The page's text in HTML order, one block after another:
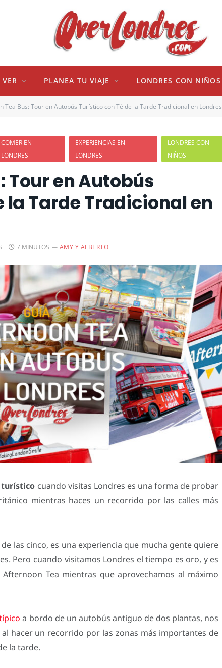
PLANEA TU VIAJE LONDRES CON NIÑOS
Tea Bus: Tour en Autobús Turístico con Té de la Tarde Tradicional en Londres
COMER EN
LONDRES
EXPERIENCIAS EN
LONDRES
LONDRES CON
NIÑOS
Tour en Autobús
la Tarde Tradicional en
7 MINUTOS AMY Y ALBERTO
turístico cuando visitas Londres es una forma de probar
mientras haces un recorrido por las calles más
las cinco, es una experiencia que mucha gente quiere
Pero cuando visitamos Londres el tiempo es oro, y es
Tea mientras que aprovechamos al máximo
a bordo de un autobús antiguo de dos plantas, nos
hacer un recorrido por las zonas más importantes de
la tarde.